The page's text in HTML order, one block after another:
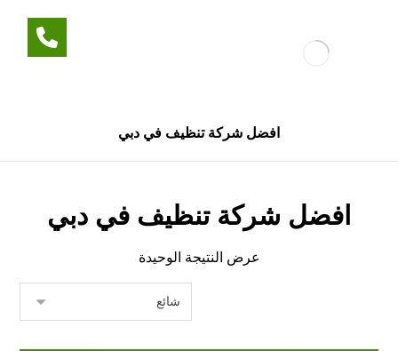
افضل شركة تنظيف في دبي
افضل شركة تنظيف في دبي
عرض النتيجة الوحيدة